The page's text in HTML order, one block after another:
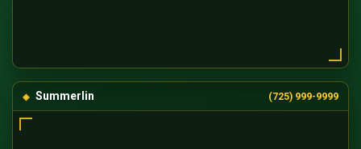
Summerlin (725) 999-9999